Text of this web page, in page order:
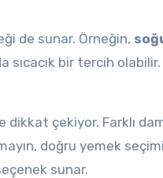
de sunar. Örneğin,
sıcacık bir tercih
çekiyor. Farklı
doğru yemek
sunar.